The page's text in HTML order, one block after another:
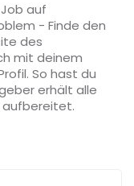
auf
- Finde den
des
mit deinem
So hast du
erhält alle